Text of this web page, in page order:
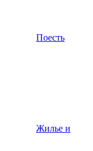
Поесть
Жилье и